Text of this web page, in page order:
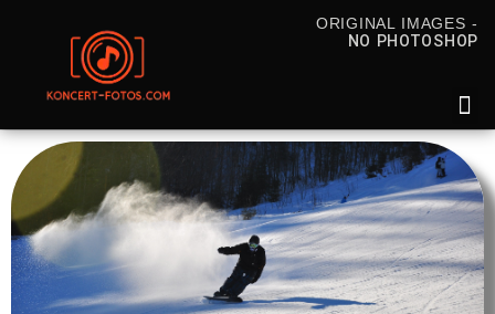
ORIGINAL IMAGES -
NO PHOTOSHOP